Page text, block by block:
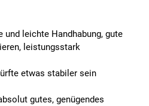
und leichte Handhabung, gute
leistungsstark
etwas stabiler sein
gutes, genügendes